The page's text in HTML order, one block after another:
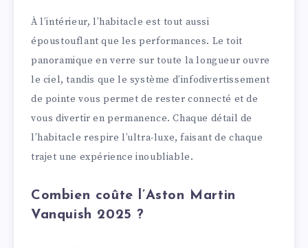
À l’intérieur, l’habitacle est tout aussi
époustouflant que les performances. Le toit
panoramique en verre sur toute la longueur ouvre
le ciel, tandis que le système d’infodivertissement
de pointe vous permet de rester connecté et de
vous divertir en permanence. Chaque détail de
l’habitacle respire l’ultra-luxe, faisant de chaque
trajet une expérience inoubliable.
Combien coûte l’Aston Martin
Vanquish 2025 ?